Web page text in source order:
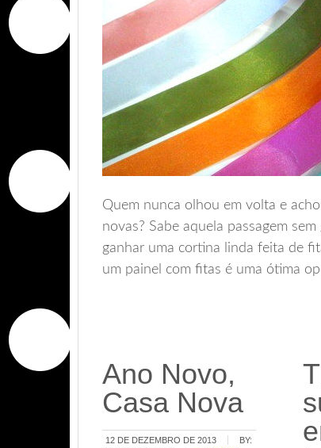
Quem nunca olhou em volta e
novas? Sabe aquela passagem
ganhar uma cortina linda feita de
um painel com fitas é uma ótima
Ano Novo,
Casa Nova
12 DE DEZEMBRO DE 2013
BY: